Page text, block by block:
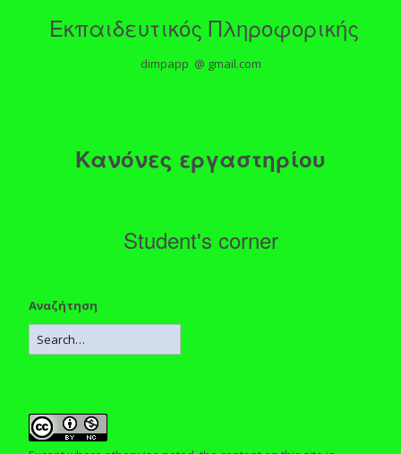
Εκπαιδευτικός Πληροφορικής
dimpapp @ gmail.com
Κανόνες εργαστηρίου
Student's corner
Αναζήτηση